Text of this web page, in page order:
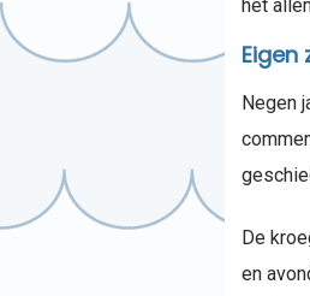
het
Eigen
Negen
De
en